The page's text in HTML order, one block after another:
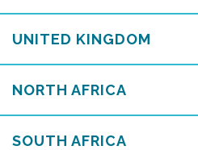
UNITED KINGDOM
NORTH AFRICA
SOUTH AFRICA